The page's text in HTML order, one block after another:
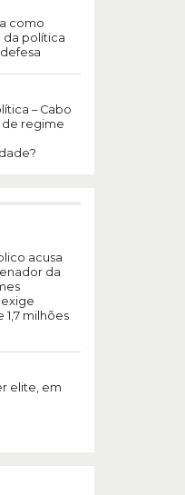
como
política
– Cabo
regime
acusa
da
milhões
elite, em